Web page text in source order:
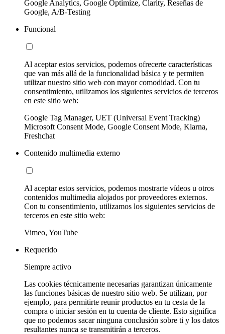
Google Analytics, Google Optimize, Clarity, Reseñas de
Google, A/B-Testing
Funcional
Al aceptar estos servicios, podemos ofrecerte características
que van más allá de la funcionalidad básica y te permiten
utilizar nuestro sitio web con mayor comodidad. Con tu
consentimiento, utilizamos los siguientes servicios de terceros
en este sitio web:
Google Tag Manager, UET (Universal Event Tracking)
Microsoft Consent Mode, Google Consent Mode, Klarna,
Freshchat
Contenido multimedia externo
Al aceptar estos servicios, podemos mostrarte vídeos u otros
contenidos multimedia alojados por proveedores externos.
Con tu consentimiento, utilizamos los siguientes servicios de
terceros en este sitio web:
Vimeo, YouTube
Requerido
Siempre activo
Las cookies técnicamente necesarias garantizan únicamente
las funciones básicas de nuestro sitio web. Se utilizan, por
ejemplo, para permitirte reunir productos en tu cesta de la
compra o iniciar sesión en tu cuenta de cliente. Esto significa
que no podemos sacar ninguna conclusión sobre ti y los datos
resultantes nunca se transmitirán a terceros.